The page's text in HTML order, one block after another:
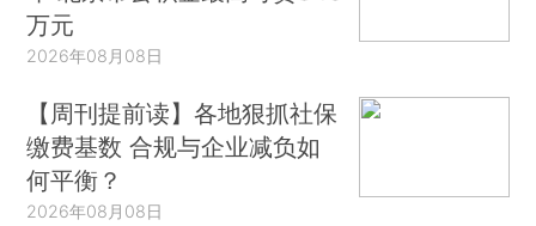
万元
2026年08月08日
【周刊提前读】各地狠抓社保
缴费基数 合规与企业减负如
何平衡？
2026年08月08日